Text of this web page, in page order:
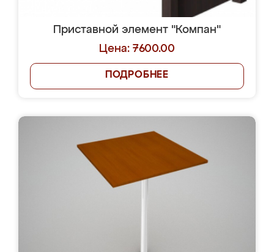
Приставной элемент "Компан"
Цена: 7600.00
ПОДРОБНЕЕ